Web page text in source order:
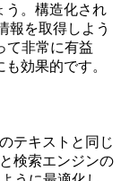
う。構造化され
報を取得しよう
て非常に有益
効果的です。
テキストと同じ
検索エンジンの